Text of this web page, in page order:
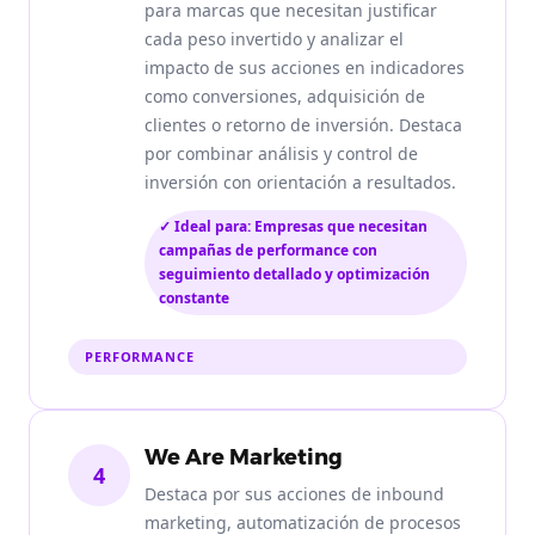
para marcas que necesitan justificar
cada peso invertido y analizar el
impacto de sus acciones en indicadores
como conversiones, adquisición de
clientes o retorno de inversión. Destaca
por combinar análisis y control de
inversión con orientación a resultados.
✓ Ideal para: Empresas que necesitan
campañas de performance con
seguimiento detallado y optimización
constante
PERFORMANCE
4
We Are Marketing
Destaca por sus acciones de inbound
marketing, automatización de procesos